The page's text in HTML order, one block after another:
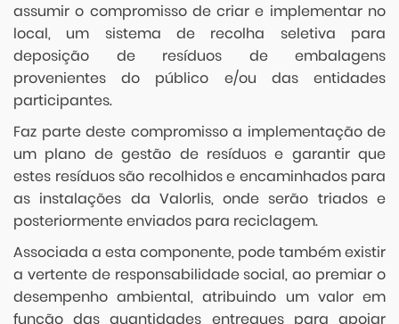
assumir o compromisso de criar e implementar no
local, um sistema de recolha seletiva para
deposição de resíduos de embalagens
provenientes do público e/ou das entidades
participantes.
Faz parte deste compromisso a implementação de
um plano de gestão de resíduos e garantir que
estes resíduos são recolhidos e encaminhados para
as instalações da Valorlis, onde serão triados e
posteriormente enviados para reciclagem.
Associada a esta componente, pode também existir
a vertente de responsabilidade social, ao premiar o
desempenho ambiental, atribuindo um valor em
função das quantidades entregues para apoiar